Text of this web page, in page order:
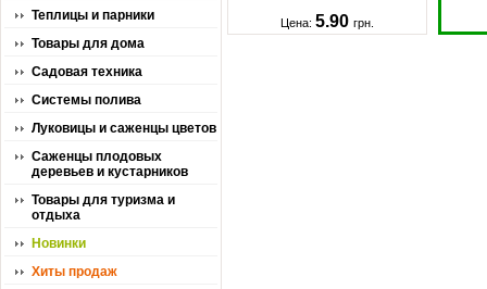
Теплицы и парники
Товары для дома
Садовая техника
Системы полива
Луковицы и саженцы цветов
Саженцы плодовых
деревьев и кустарников
Товары для туризма и
отдыха
Новинки
Хиты продаж
Цена: 5.90 грн.